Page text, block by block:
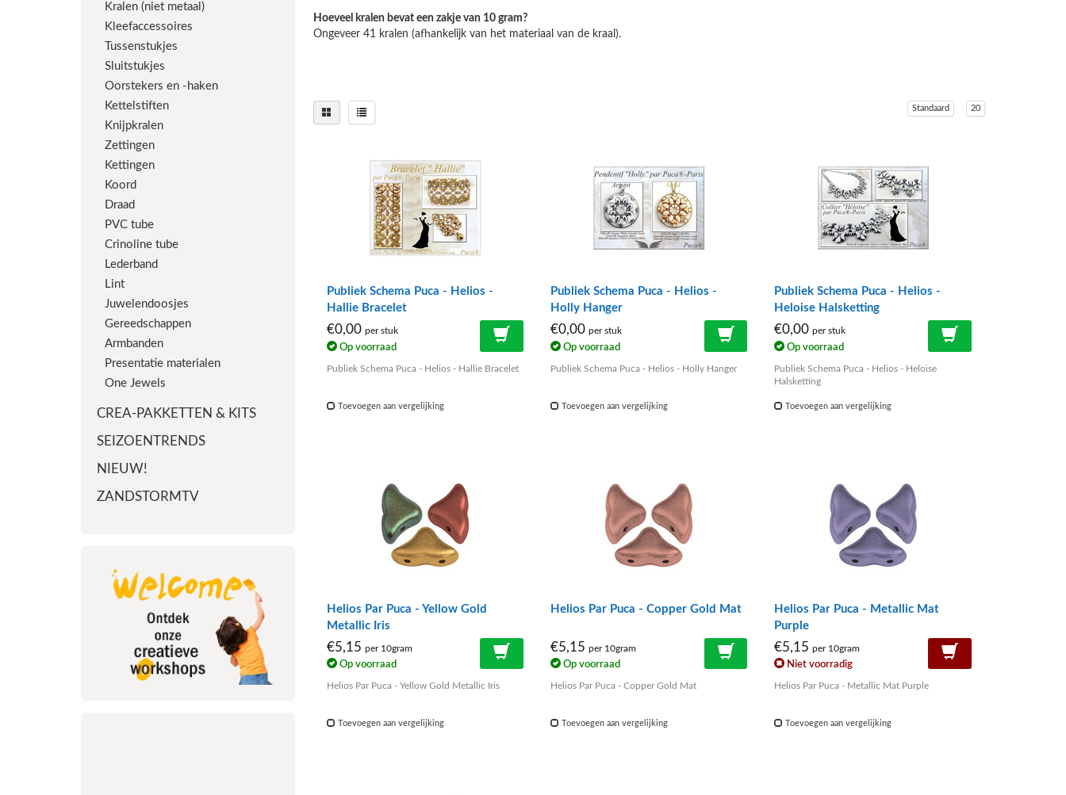
Kralen (niet metaal)
Kleefaccessoires
Tussenstukjes
Sluitstukjes
Oorstekers en -haken
Kettelstiften
Knijpkralen
Zettingen
Kettingen
Koord
Draad
PVC tube
Crinoline tube
Lederband
Lint
Juwelendoosjes
Gereedschappen
Armbanden
Presentatie materialen
One Jewels
CREA-PAKKETTEN & KITS
SEIZOENTRENDS
NIEUW!
ZANDSTORMTV
Hoeveel kralen bevat een zakje van 10 gram?
Ongeveer 41 kralen (afhankelijk van het materiaal van de kraal).
Standaard 20
Publiek Schema Puca - Helios -
Hallie Bracelet
€0,00 per stuk
Op voorraad
Publiek Schema Puca - Helios - Hallie Bracelet
Toevoegen aan vergelijking
Publiek Schema Puca - Helios -
Holly Hanger
€0,00 per stuk
Op voorraad
Publiek Schema Puca - Helios - Holly Hanger
Toevoegen aan vergelijking
Publiek Schema Puca - Helios -
Heloise Halsketting
€0,00per stuk
Op voorraad
Publiek Schema Puca - Helios - Heloise
Halsketting
Toevoegen aan vergelijking
Helios Par Puca - Yellow Gold
Metallic Iris
€5,15 per 10gram
Op voorraad
Helios Par Puca - Yellow Gold Metallic Iris
Toevoegen aan vergelijking
Helios Par Puca - Copper Gold Mat
€5,15 per 10gram
Op voorraad
Helios Par Puca - Copper Gold Mat
Toevoegen aan vergelijking
Helios Par Puca - Metallic Mat
Purple
€5,15per 10gram
Niet voorradig
Helios Par Puca - Metallic Mat Purple
Toevoegen aan vergelijking